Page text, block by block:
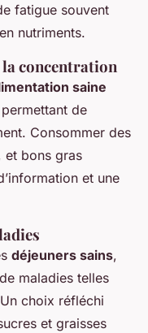
fatigue souvent
nutriments.
concentration
saine
de
Consommer des
et bons gras
et une
déjeuners sains,
maladies telles
choix réfléchi
et graisses